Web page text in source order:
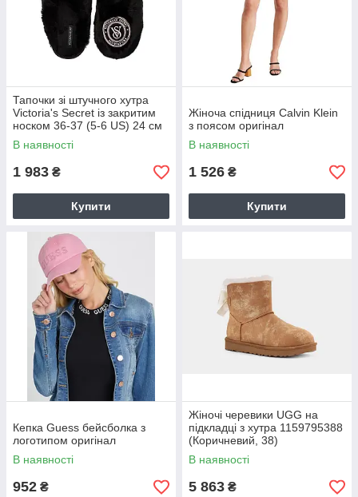
Тапочки зі штучного хутра
Victoria's Secret із закритим
носком 36-37 (5-6 US) 24 см
Чорний 1159822305
В наявності
1 983 ₴
Купити
Жіноча спідниця Calvin Klein
з поясом оригінал
В наявності
1 526 ₴
Купити
Кепка Guess бейсболка з
логотипом оригінал
В наявності
952 ₴
Жіночі черевики UGG на
підкладці з хутра 1159795388
(Коричневий, 38)
В наявності
5 863 ₴